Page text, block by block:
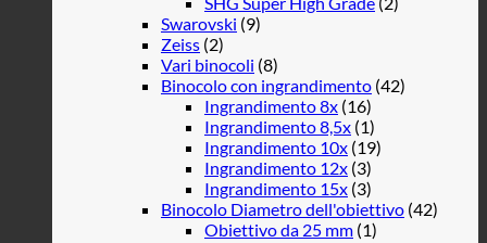
Swarovski (9)
Zeiss (2)
Vari binocoli (8)
Binocolo con ingrandimento (42)
Ingrandimento 8x (16)
Ingrandimento 8,5x (1)
Ingrandimento 10x (19)
Ingrandimento 12x (3)
Ingrandimento 15x (3)
Binocolo Diametro dell'obiettivo (42)
Obiettivo da 25 mm (1)